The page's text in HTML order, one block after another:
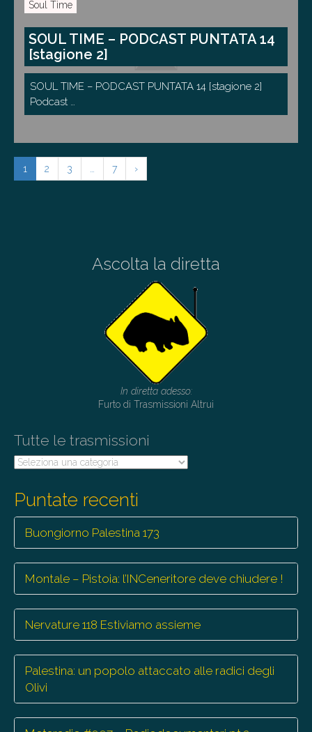
Soul Time
SOUL TIME – PODCAST PUNTATA 14
[stagione 2]
SOUL TIME – PODCAST PUNTATA 14 [stagione 2]
Podcast …
1 2 3 7 ›
Ascolta la diretta
In diretta adesso:
Furto di Trasmissioni Altrui
Tutte le trasmissioni
Tutte
Puntate recenti
Buongiorno Palestina 173
Montale – Pistoia: l’INCeneritore deve chiudere !
Nervature 118 Estiviamo assieme
Palestina: un popolo attaccato alle radici degli
Olivi